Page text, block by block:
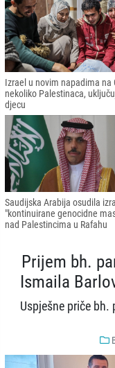
Izrael u novim napadima na
nekoliko Palestinaca,
djecu
Saudijska Arabija osudila
"kontinuirane genocidne
nad Palestincima u Rafahu
Prijem bh.
Ismaila
Uspješne priče